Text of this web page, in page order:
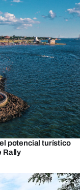
potencial turístico
Rally